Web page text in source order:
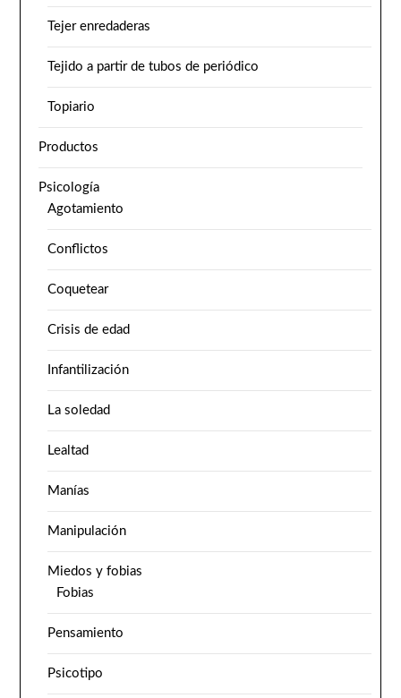
Tejer enredaderas
Tejido a partir de tubos de periódico
Topiario
Productos
Psicología
Agotamiento
Conflictos
Coquetear
Crisis de edad
Infantilización
La soledad
Lealtad
Manías
Manipulación
Miedos y fobias
Fobias
Pensamiento
Psicotipo